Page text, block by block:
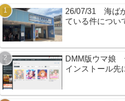
26/07/31 海ば
ている件につい
DMM版ウマ娘
インストール先